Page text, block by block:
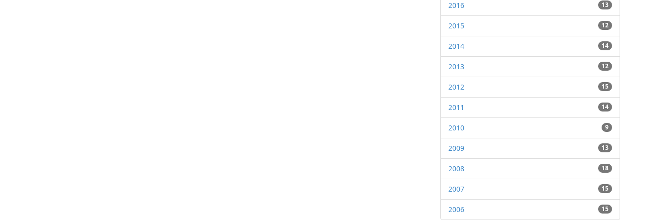
2016 13
2015 12
2014 14
2013 12
2012 15
2011 14
2010 9
2009 13
2008 18
2007 15
2006 15